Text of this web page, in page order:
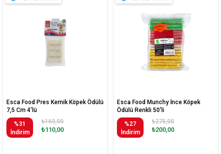
Esca Food Pres Kemik Köpek Ödülü
7,5 Cm 4'lü
%31
İndirim
₺110,00
₺160,00
Esca Food Munchy İnce Köpek
Ödülü Renkli 50'li
%27
İndirim
₺200,00
₺275,00